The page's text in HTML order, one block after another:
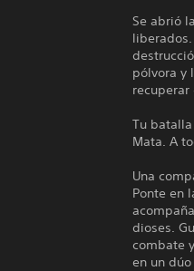
Se abrió
pólvora y
recuperar
Tu
Mata. A
Una
Ponte en
dioses.
combate
en un